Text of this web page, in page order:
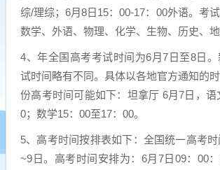
综/理综；6月8日15：00-17：00外语。考试
数学、外语、物理、化学、生物、历史、地
4、年全国高考考试时间为6月7日至8日
试时间略有不同。具体以各地官方通知的
份高考时间可能如下：坦拿厅 6月7日，语
0；数学15：00至17：00。
5、高考时间按排表如下：全国统一高考
~9日。高考时间安排为：6月7日09：00